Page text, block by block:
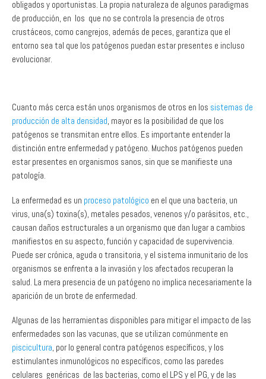
crustáceos, como cangrejos, además de peces, garantiza que el
entorno sea tal que los patógenos puedan estar presentes e incluso
evolucionar.
patógenos se transmitan entre ellos. Es importante entender la
distinción entre enfermedad y patógeno. Muchos patógenos pueden
estar presentes en organismos sanos, sin que se manifieste una
patología.
La enfermedad es un
causan daños estructurales a un organismo que dan lugar a cambios
manifiestos en su aspecto, función y capacidad de supervivencia.
Puede ser crónica, aguda o transitoria, y el sistema inmunitario de los
organismos se enfrenta a la invasión y los afectados recuperan la
salud. La mera presencia de un patógeno no implica necesariamente la
aparición de un brote de enfermedad.
Algunas de las herramientas disponibles para mitigar el impacto de las
piscicultura, por lo general contra patógenos específicos, y los
estimulantes inmunológicos no específicos, como las paredes
celulares genéricas de las bacterias, como el LPS y el PG, y de las
levaduras, como los glucanos, que se emplean en la cría de camarones.